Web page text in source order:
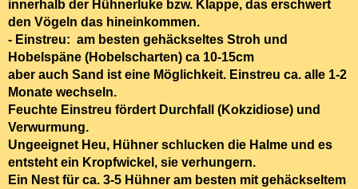
innerhalb der Hühnerluke bzw. Klappe, das erschwert
den Vögeln das hineinkommen.
- Einstreu: am besten gehäckseltes Stroh und
Hobelspäne (Hobelscharten) ca 10-15cm
aber auch Sand ist eine Möglichkeit. Einstreu ca. alle 1-2
Monate wechseln.
Feuchte Einstreu fördert Durchfall (Kokzidiose) und
Verwurmung.
Ungeeignet Heu, Hühner schlucken die Halme und es
entsteht ein Kropfwickel, sie verhungern.
Ein Nest für ca. 3-5 Hühner am besten mit gehäckseltem